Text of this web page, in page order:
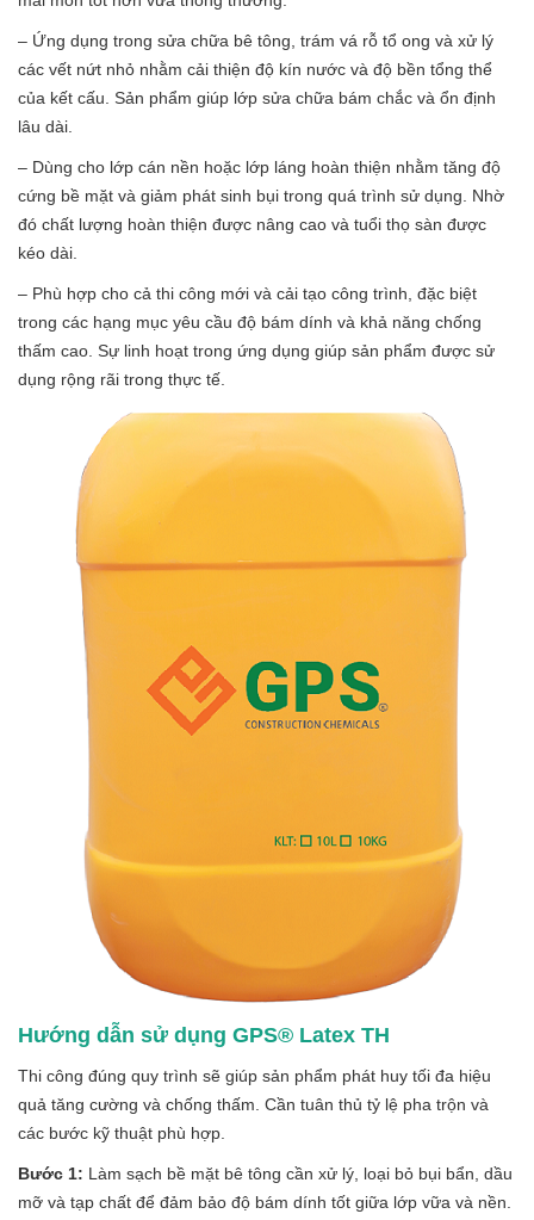
– Ứng dụng trong sửa chữa bê tông, trám vá rỗ tổ ong và xử lý
các vết nứt nhỏ nhằm cải thiện độ kín nước và độ bền tổng thể
của kết cấu. Sản phẩm giúp lớp sửa chữa bám chắc và ổn định
lâu dài.
– Dùng cho lớp cán nền hoặc lớp láng hoàn thiện nhằm tăng độ
cứng bề mặt và giảm phát sinh bụi trong quá trình sử dụng. Nhờ
đó chất lượng hoàn thiện được nâng cao và tuổi thọ sàn được
kéo dài.
– Phù hợp cho cả thi công mới và cải tạo công trình, đặc biệt
trong các hạng mục yêu cầu độ bám dính và khả năng chống
thấm cao. Sự linh hoạt trong ứng dụng giúp sản phẩm được sử
dụng rộng rãi trong thực tế.
Hướng dẫn sử dụng GPS® Latex TH
Thi công đúng quy trình sẽ giúp sản phẩm phát huy tối đa hiệu
quả tăng cường và chống thấm. Cần tuân thủ tỷ lệ pha trộn và
các bước kỹ thuật phù hợp.
Bước 1: Làm sạch bề mặt bê tông cần xử lý, loại bỏ bụi bẩn, dầu
mỡ và tạp chất để đảm bảo độ bám dính tốt giữa lớp vữa và nền.